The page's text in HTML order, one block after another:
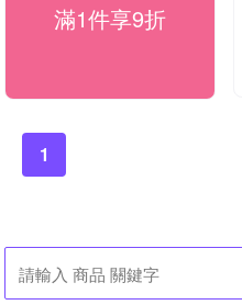
滿1件享9折
1